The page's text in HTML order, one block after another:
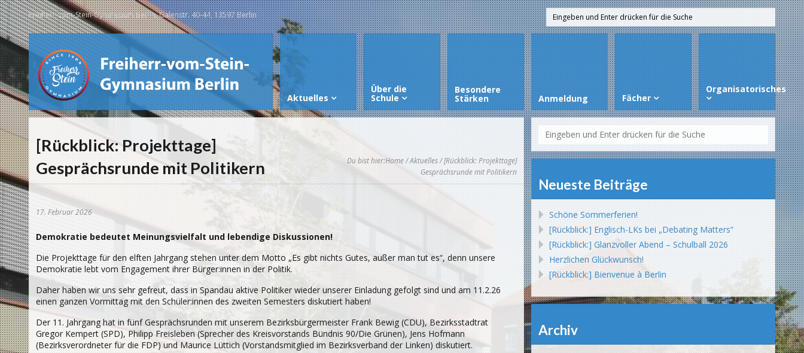
Freiherr-vom-Stein-Gymnasium Berlin, Galenstr. 40-44, 13597 Berlin
Aktuelles
Über die
Schule
Besondere
Stärken Anmeldung Fächer
Organisatorisches
[Rückblick: Projekttage]
Gesprächsrunde mit Politikern
Du bist hier:Home/Aktuelles/ [Rückblick: Projekttage]
Gesprächsrunde mit Politikern
17. Februar 2026
Demokratie bedeutet Meinungsvielfalt und lebendige Diskussionen!
Die Projekttage für den elften Jahrgang stehen unter dem Motto „Es gibt nichts Gutes, außer man tut es“, denn unsere
Demokratie lebt vom Engagement ihrer Bürger:innen in der Politik.
Daher haben wir uns sehr gefreut, dass in Spandau aktive Politiker wieder unserer Einladung gefolgt sind und am 11.2.26
einen ganzen Vormittag mit den Schüler:innen des zweiten Semesters diskutiert haben!
Der 11. Jahrgang hat in fünf Gesprächsrunden mit unserem Bezirksbürgermeister Frank Bewig (CDU), Bezirksstadtrat
Gregor Kempert (SPD), Philipp Freisleben (Sprecher des Kreisvorstands Bündnis 90/Die Grünen), Jens Hofmann
(Bezirksverordneter für die FDP) und Maurice Lüttich (Vorstandsmitglied im Bezirksverband der Linken) diskutiert.
Neueste Beiträge
Schöne Sommerferien!
[Rückblick:] Englisch-LKs bei „Debating Matters“
[Rückblick:] Glanzvoller Abend – Schulball 2026
Herzlichen Glückwunsch!
[Rückblick:] Bienvenue à Berlin
Archiv